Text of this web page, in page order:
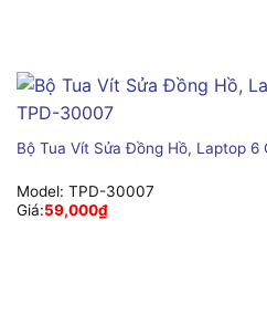
Bộ Tua Vít Sửa Đồng Hồ, Laptop
Model: TPD-30007
Giá:59,000₫